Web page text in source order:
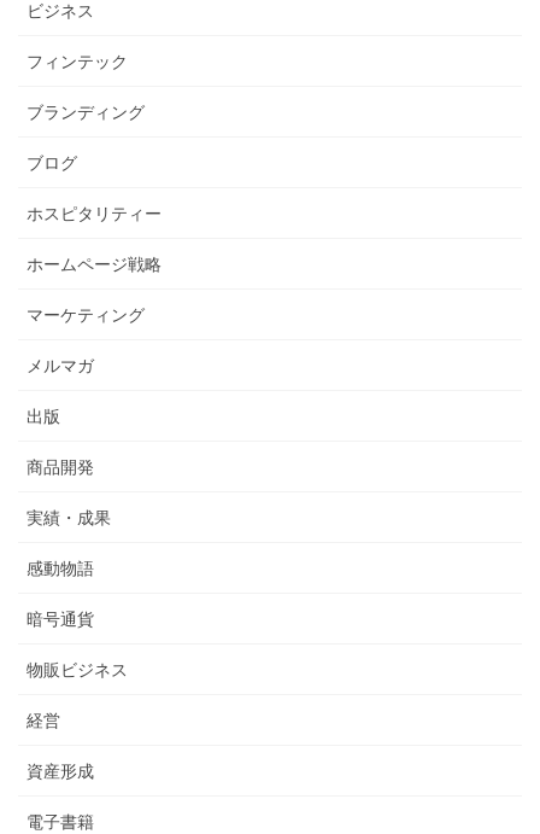
ビジネス
フィンテック
ブランディング
ブログ
ホスピタリティー
ホームページ戦略
マーケティング
メルマガ
出版
商品開発
実績・成果
感動物語
暗号通貨
物販ビジネス
経営
資産形成
電子書籍